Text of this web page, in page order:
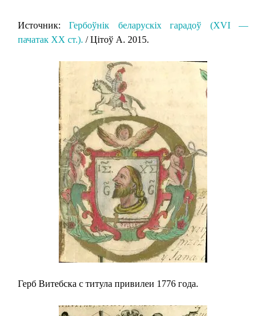
Источник:Гербоўнік беларускіх гарадоў (XVI —
пачатак XX ст.). / Цітоў А. 2015.
Герб Витебска с титула привилеи 1776 года.